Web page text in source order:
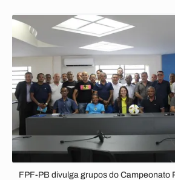
FPF-PB divulga grupos do Campeonato